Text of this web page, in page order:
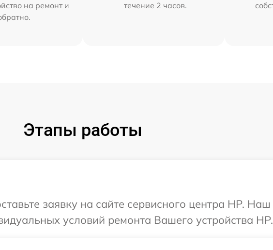
на ремонт и
течение 2 часов.
Этапы работы
заявку на сайте сервисного центра HP. Наш
условий ремонта Вашего устройства HP.